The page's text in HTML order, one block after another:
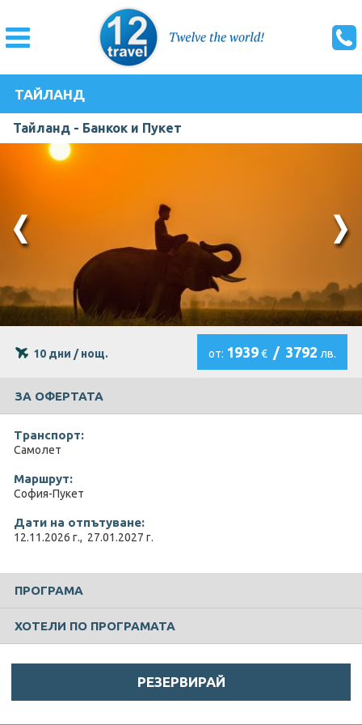
ТАЙЛАНД
Тайланд - Банкок и Пукет
10 дни / нощ. от: 1939€ / 3792 лв.
ЗА ОФЕРТАТА
Транспорт:
Самолет
Маршрут:
София-Пукет
Дати на отпътуване:
12.11.2026 г., 27.01.2027 г.
ПРОГРАМА
ХОТЕЛИ ПО ПРОГРАМАТА
РЕЗЕРВИРАЙ